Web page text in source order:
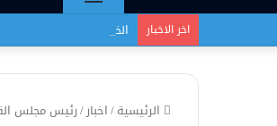
اخر الاخبار الخطر الذي يهدد وجود
الرئيسية/اخبار/رئيس مجلس